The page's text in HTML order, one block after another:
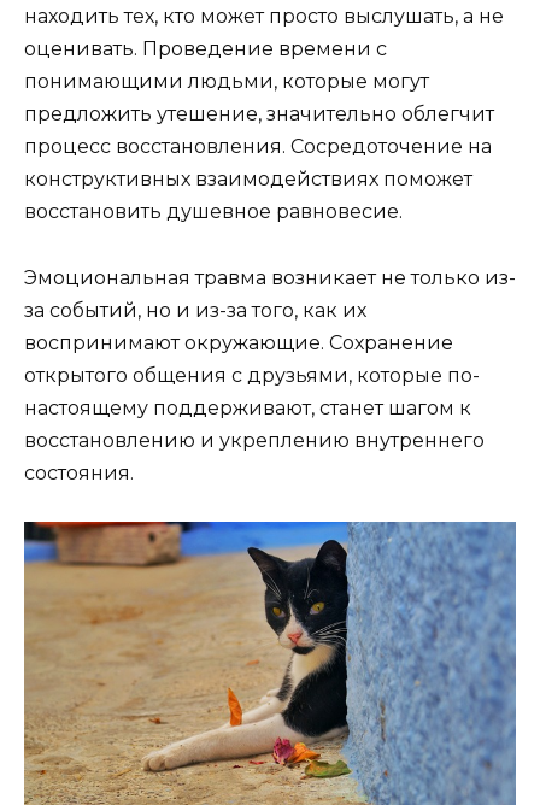
находить тех, кто может просто выслушать, а не
оценивать. Проведение времени с
понимающими людьми, которые могут
предложить утешение, значительно облегчит
процесс восстановления. Сосредоточение на
конструктивных взаимодействиях поможет
восстановить душевное равновесие.
Эмоциональная травма возникает не только из-
за событий, но и из-за того, как их
воспринимают окружающие. Сохранение
открытого общения с друзьями, которые по-
настоящему поддерживают, станет шагом к
восстановлению и укреплению внутреннего
состояния.